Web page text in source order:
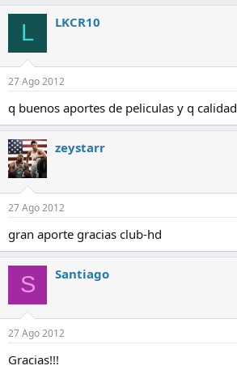
L LKCR10
27 Ago 2012
q buenos aportes de peliculas y q calidad
zeystarr
27 Ago 2012
gran aporte gracias club-hd
S Santiago
27 Ago 2012
Gracias!!!